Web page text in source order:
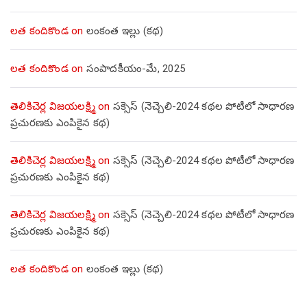
లత కందికొండon లంకంత ఇల్లు (కథ)
లత కందికొండon సంపాదకీయం-మే, 2025
తెలికిచెర్ల విజయలక్ష్మిon సక్సెస్ (నెచ్చెలి-2024 కథల పోటీలో సాధారణ
ప్రచురణకు ఎంపికైన కథ)
తెలికిచెర్ల విజయలక్ష్మిon సక్సెస్ (నెచ్చెలి-2024 కథల పోటీలో సాధారణ
ప్రచురణకు ఎంపికైన కథ)
తెలికిచెర్ల విజయలక్ష్మిon సక్సెస్ (నెచ్చెలి-2024 కథల పోటీలో సాధారణ
ప్రచురణకు ఎంపికైన కథ)
లత కందికొండon లంకంత ఇల్లు (కథ)